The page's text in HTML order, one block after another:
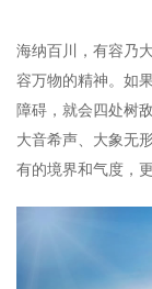
海纳百川，有容乃
容万物的精神。如
障碍，就会四处树
大音希声、大象无
有的境界和气度，